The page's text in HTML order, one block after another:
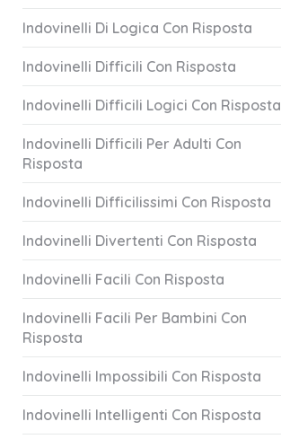
Indovinelli Di Logica Con Risposta
Indovinelli Difficili Con Risposta
Indovinelli Difficili Logici Con Risposta
Indovinelli Difficili Per Adulti Con
Risposta
Indovinelli Difficilissimi Con Risposta
Indovinelli Divertenti Con Risposta
Indovinelli Facili Con Risposta
Indovinelli Facili Per Bambini Con
Risposta
Indovinelli Impossibili Con Risposta
Indovinelli Intelligenti Con Risposta